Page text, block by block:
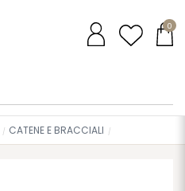
0
CATENE E BRACCIALI